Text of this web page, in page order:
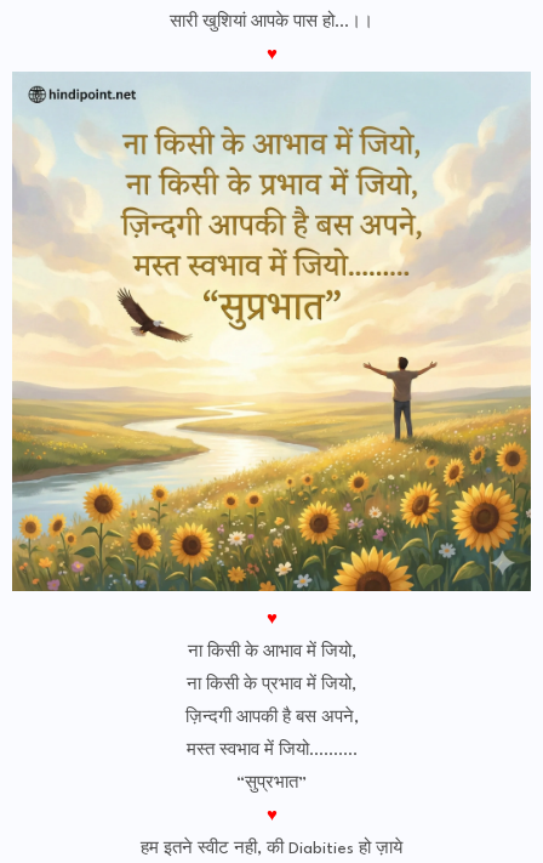
सारी खुशियां आपके पास हो…।।
♥
♥
ना किसी के आभाव में जियो,
ना किसी के प्रभाव में जियो,
ज़िन्दगी आपकी है बस अपने,
मस्त स्वभाव में जियो……….
“सुप्रभात”
♥
हम इतने स्वीट नही, की Diabities हो ज़ाये